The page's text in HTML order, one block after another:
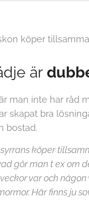
köper
är
man inte har råd
skapat bra
bostad.
köper
gör man t ex om
var och
Här finns ju